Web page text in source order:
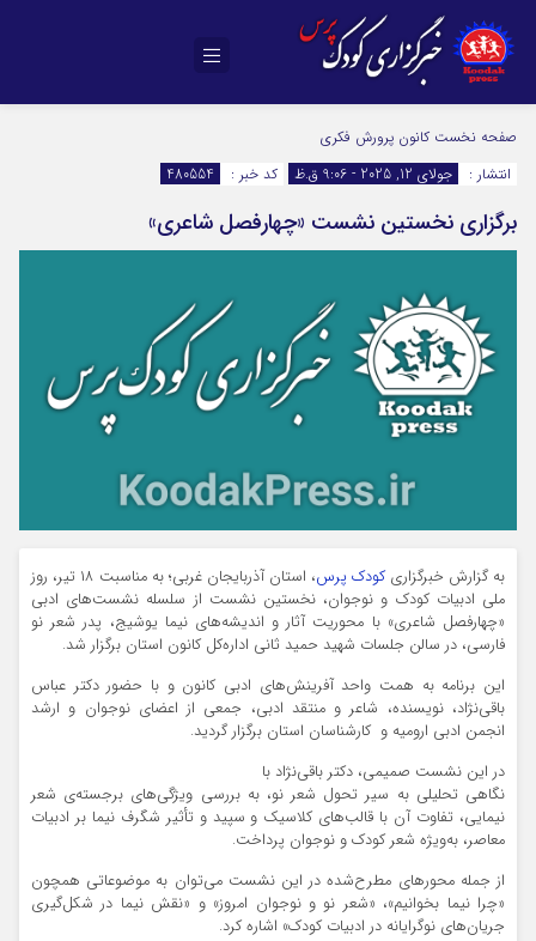
صفحه نخست کانون پرورش فکری
انتشار :
جولای 12, 2025 - 9:06 ق.ظ کد خبر : 480554
برگزاری نخستین نشست «چهارفصل شاعری»
به گزارش خبرگزاریکودک پرس
، استان آذربایجان غربی؛ به مناسبت ۱۸ تیر، روز
ملی ادبیات کودک و نوجوان، نخستین نشست از سلسله نشست‌های ادبی
«چهارفصل شاعری» با محوریت آثار و اندیشه‌های نیما یوشیج، پدر شعر نو
فارسی، در سالن جلسات شهید حمید ثانی اداره‌کل کانون استان برگزار شد.
این برنامه به همت واحد آفرینش‌های ادبی کانون و با حضور دکتر عباس
باقی‌نژاد، نویسنده، شاعر و منتقد ادبی، جمعی از اعضای نوجوان و ارشد
انجمن ادبی ارومیه و کارشناسان استان برگزار گردید.
در این نشست صمیمی، دکتر باقی‌نژاد با
نگاهی تحلیلی به سیر تحول شعر نو، به بررسی ویژگی‌های برجسته‌ی شعر
نیمایی، تفاوت آن با قالب‌های کلاسیک و سپید و تأثیر شگرف نیما بر ادبیات
معاصر، به‌ویژه شعر کودک و نوجوان پرداخت.
از جمله محورهای مطرح‌شده در این نشست می‌توان به موضوعاتی همچون
«چرا نیما بخوانیم»، «شعر نو و نوجوان امروز» و «نقش نیما در شکل‌گیری
جریان‌های نوگرایانه در ادبیات کودک» اشاره کرد.